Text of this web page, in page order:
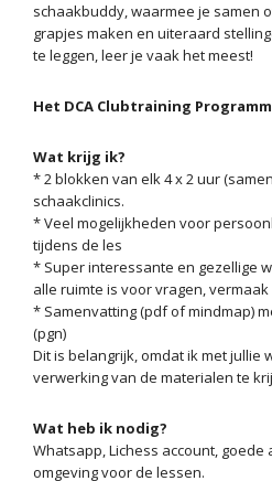
schaakbuddy, waarmee je samen
grapjes maken en uiteraard
te leggen, leer je vaak het meest!
Het DCA Clubtraining
Wat krijg ik?
* 2 blokken van elk 4 x 2 uur
schaakclinics.
* Veel mogelijkheden voor
tijdens de les
* Super interessante en gezellige
alle ruimte is voor vragen,
* Samenvatting (pdf of mindmap)
(pgn)
Dit is belangrijk, omdat ik met jullie
verwerking van de materialen te
Wat heb ik nodig?
Whatsapp, Lichess account,
omgeving voor de lessen.